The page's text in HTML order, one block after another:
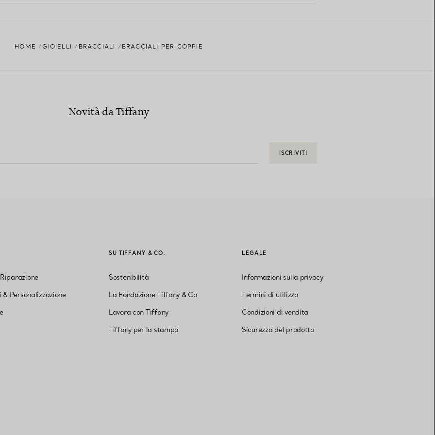
HOME GIOIELLI BRACCIALI BRACCIALI PER COPPIE
Novità da Tiffany
ISCRIVITI
& Personalizzazione
SU TIFFANY & CO.
Sostenibilità
La Fondazione Tiffany & Co
Lavora con Tiffany
Tiffany per la stampa
LEGALE
Informazioni sulla privacy
Termini di utilizzo
Condizioni di vendita
Sicurezza del prodotto